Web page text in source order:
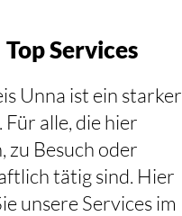
Top Services
Unna ist ein starker
Für alle, die hier
zu Besuch oder
tätig sind. Hier
unsere Services im